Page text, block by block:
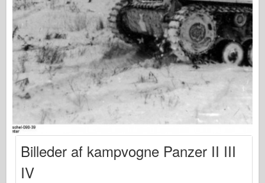
Cyber-Hobby
Dnepromodel
Dragon
Eduard
E.T. Model
Fine forme
Tapperhedskræfterne
Friulmodel
Billeder af kampvogne Panzer II III
IV